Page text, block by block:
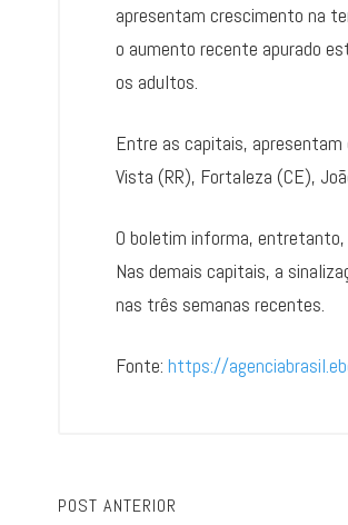
apresentam crescimento na
o aumento recente apurado
os adultos.
Entre as capitais, apresentam
Vista (RR), Fortaleza (CE),
O boletim informa, entretanto,
Nas demais capitais, a
nas três semanas recentes.
Fonte: https://
POST ANTERIOR